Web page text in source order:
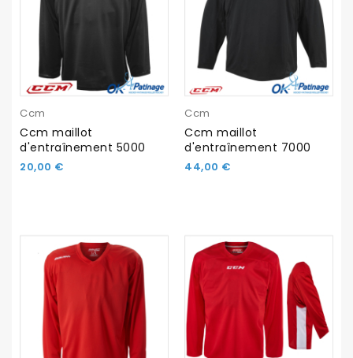
Ccm
Ccm maillot
d'entraînement 5000
20,00 €
Ccm
Ccm maillot
d'entraînement 7000
44,00 €